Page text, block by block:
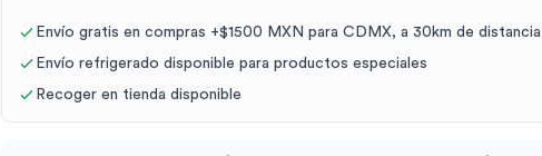
Envío gratis en compras +$1500 MXN para CDMX, a 30km de distancia
Envío refrigerado disponible para productos especiales
Recoger en tienda disponible